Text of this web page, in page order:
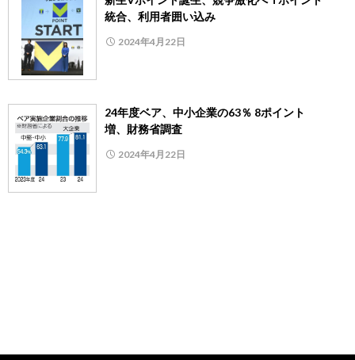
統合、利用者囲い込み
2024年4月22日
24年度ベア、中小企業の63％ 8ポイント
増、財務省調査
2024年4月22日